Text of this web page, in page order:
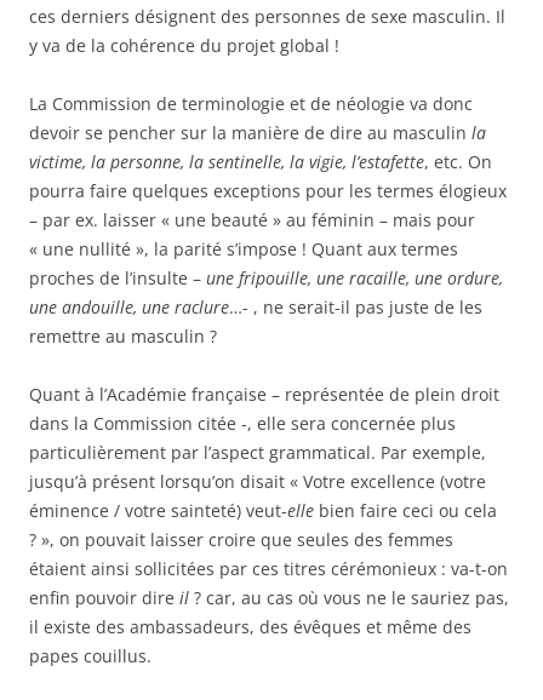
ces derniers désignent des personnes de sexe masculin. Il
y va de la cohérence du projet global !
La Commission de terminologie et de néologie va donc
devoir se pencher sur la manière de dire au masculin la
victime, la personne, la sentinelle, la vigie, l’estafette, etc. On
pourra faire quelques exceptions pour les termes élogieux
– par ex. laisser « une beauté » au féminin – mais pour
« une nullité », la parité s’impose ! Quant aux termes
proches de l’insulte – une fripouille, une racaille, une ordure,
une andouille, une raclure…- , ne serait-il pas juste de les
remettre au masculin ?
Quant à l’Académie française – représentée de plein droit
dans la Commission citée -, elle sera concernée plus
particulièrement par l’aspect grammatical. Par exemple,
jusqu’à présent lorsqu’on disait « Votre excellence (votre
éminence / votre sainteté) veut-elle bien faire ceci ou cela
? », on pouvait laisser croire que seules des femmes
étaient ainsi sollicitées par ces titres cérémonieux : va-t-on
enfin pouvoir dire il ? car, au cas où vous ne le sauriez pas,
il existe des ambassadeurs, des évêques et même des
papes couillus.